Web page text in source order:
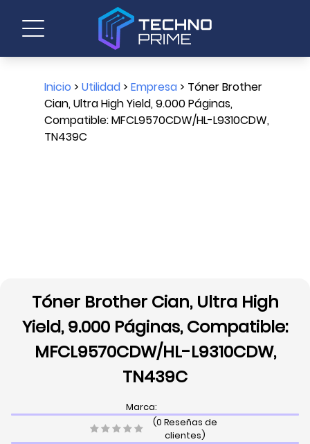
Inicio > Utilidad> Empresa> Tóner Brother
Cian, Ultra High Yield, 9.000 Páginas,
Compatible: MFCL9570CDW/HL-L9310CDW,
TN439C
Tóner Brother Cian, Ultra High
Yield, 9.000 Páginas, Compatible:
MFCL9570CDW/HL-L9310CDW,
TN439C
Marca:
(0 Reseñas de
clientes)